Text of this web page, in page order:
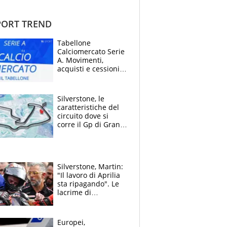
TREND
Tabellone
Calciomercato Serie
A. Movimenti,
acquisti e cessioni:
Silverstone, le
caratteristiche del
circuito dove si
corre il Gp di Gran
Silverstone, Martin:
"Il lavoro di Aprilia
sta ripagando". Le
lacrime di
la gara domani"
Europei,